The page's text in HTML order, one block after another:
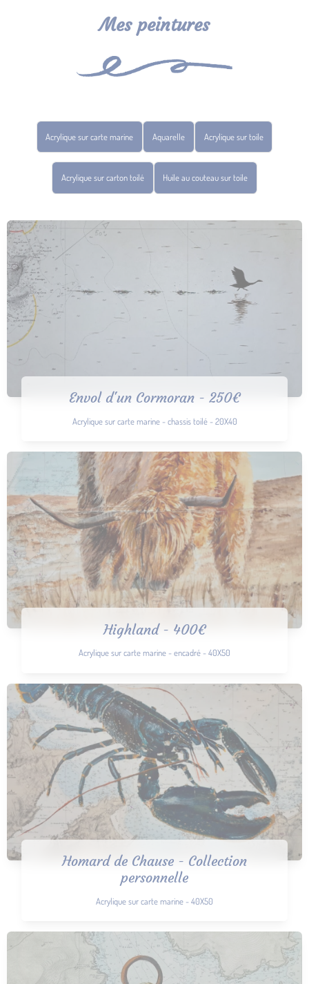
Mes peintures
Acrylique sur carte marine Aquarelle Acrylique sur toile
Acrylique sur carton toilé Huile au couteau sur toile
Envol d'un Cormoran - 250€
Acrylique sur carte marine - chassis toilé - 20X40
Highland - 400€
Acrylique sur carte marine - encadré - 40X50
Homard de Chause - Collection
personnelle
Acrylique sur carte marine - 40X50